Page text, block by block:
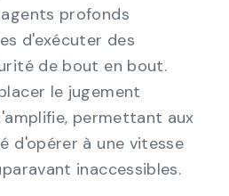
profonds
d'exécuter des
de bout en bout.
le jugement
permettant aux
d'opérer à une vitesse
inaccessibles.